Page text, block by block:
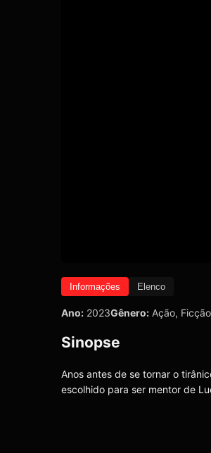
Informações Elenco
Ano: 2023Gênero: Ação,
Sinopse
Anos antes de se tornar o
escolhido para ser mentor de